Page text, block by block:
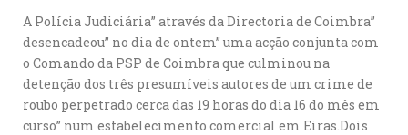
A Polícia Judiciária” através da Directoria de Coimbra”
desencadeou” no dia de ontem” uma acção conjunta com
o Comando da PSP de Coimbra que culminou na
detenção dos três presumíveis autores de um crime de
roubo perpetrado cerca das 19 horas do dia 16 do mês em
curso” num estabelecimento comercial em Eiras.Dois